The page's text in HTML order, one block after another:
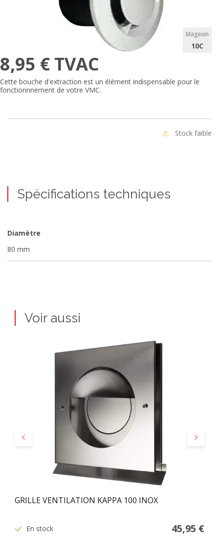
Magasin
10C
8,95 € TVAC
Cette bouche d'extraction est un élément indispensable pour le
fonctionnnement de votre VMC.
Stock faible
Spécifications techniques
Diamètre
80 mm
Voir aussi
Précédent Suivant
GRILLE VENTILATION KAPPA 100 INOX
En stock 45,95 €